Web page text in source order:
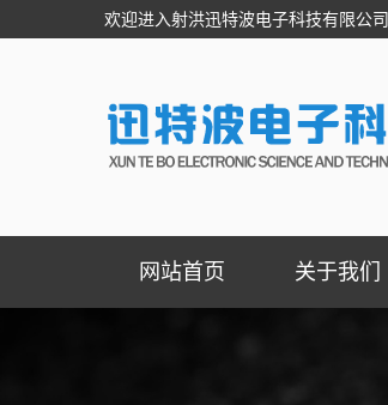
欢迎进入射洪迅特波电子科技有限公司
网站首页 关于我们